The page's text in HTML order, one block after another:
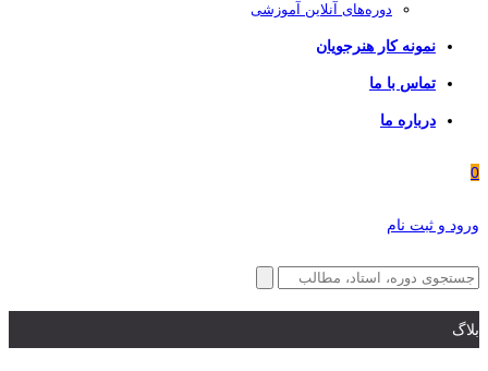
دوره‌های آنلاین آموزشی
نمونه کار هنرجویان
تماس با ما
درباره ما
0
ورود و ثبت نام
بلاگ